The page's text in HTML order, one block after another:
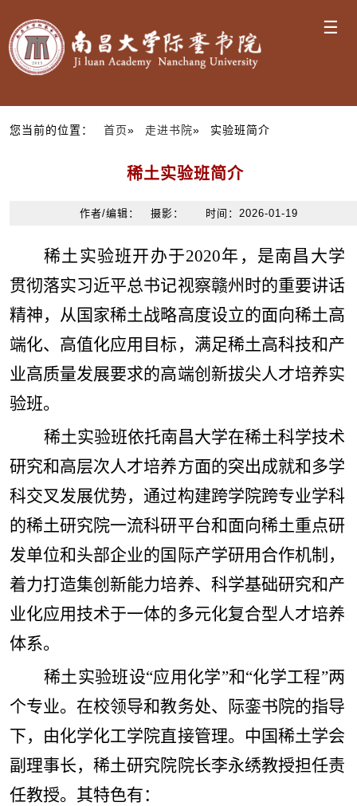
☰
您当前的位置： 首页» 走进书院» 实验班简介
稀土实验班简介
作者/编辑： 摄影： 时间：2026-01-19
稀土实验班开办于2020年，是南昌大学
贯彻落实习近平总书记视察赣州时的重要讲话
精神，从国家稀土战略高度设立的面向稀土高
端化、高值化应用目标，满足稀土高科技和产
业高质量发展要求的高端创新拔尖人才培养实
验班。
稀土实验班依托南昌大学在稀土科学技术
研究和高层次人才培养方面的突出成就和多学
科交叉发展优势，通过构建跨学院跨专业学科
的稀土研究院一流科研平台和面向稀土重点研
发单位和头部企业的国际产学研用合作机制，
着力打造集创新能力培养、科学基础研究和产
业化应用技术于一体的多元化复合型人才培养
体系。
稀土实验班设“应用化学”和“化学工程”两
个专业。在校领导和教务处、际銮书院的指导
下，由化学化工学院直接管理。中国稀土学会
副理事长，稀土研究院院长李永绣教授担任责
任教授。其特色有：